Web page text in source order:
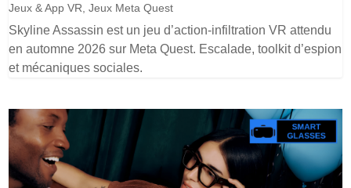
Jeux & App VR ,Jeux Meta Quest
Skyline Assassin est un jeu d’action-infiltration VR attendu
en automne 2026 sur Meta Quest. Escalade, toolkit d’espion
et mécaniques sociales.